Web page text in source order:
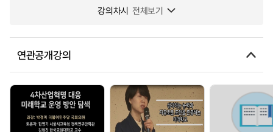
강의차시 전체보기
연관공개강의